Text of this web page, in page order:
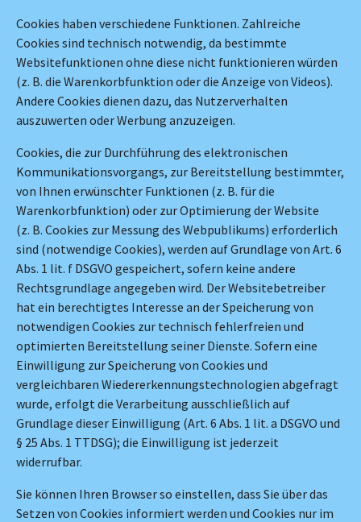
Cookies haben verschiedene Funktionen. Zahlreiche
Cookies sind technisch notwendig, da bestimmte
Websitefunktionen ohne diese nicht funktionieren würden
(z. B. die Warenkorbfunktion oder die Anzeige von Videos).
Andere Cookies dienen dazu, das Nutzerverhalten
auszuwerten oder Werbung anzuzeigen.
Cookies, die zur Durchführung des elektronischen
Kommunikationsvorgangs, zur Bereitstellung bestimmter,
von Ihnen erwünschter Funktionen (z. B. für die
Warenkorbfunktion) oder zur Optimierung der Website
(z. B. Cookies zur Messung des Webpublikums) erforderlich
sind (notwendige Cookies), werden auf Grundlage von Art. 6
Abs. 1 lit. f DSGVO gespeichert, sofern keine andere
Rechtsgrundlage angegeben wird. Der Websitebetreiber
hat ein berechtigtes Interesse an der Speicherung von
notwendigen Cookies zur technisch fehlerfreien und
optimierten Bereitstellung seiner Dienste. Sofern eine
Einwilligung zur Speicherung von Cookies und
vergleichbaren Wiedererkennungstechnologien abgefragt
wurde, erfolgt die Verarbeitung ausschließlich auf
Grundlage dieser Einwilligung (Art. 6 Abs. 1 lit. a DSGVO und
§ 25 Abs. 1 TTDSG); die Einwilligung ist jederzeit
widerrufbar.
Sie können Ihren Browser so einstellen, dass Sie über das
Setzen von Cookies informiert werden und Cookies nur im